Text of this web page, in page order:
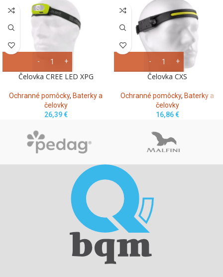
Čelovka CREE LED XPG
Ochranné pomôcky, Baterky a
čelovky
26,39€
Čelovka CXS
Ochranné pomôcky, Baterky a
čelovky
16,86€